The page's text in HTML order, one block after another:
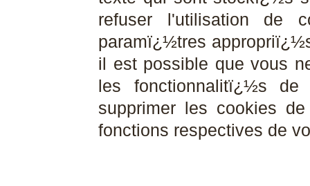
refuser l'utilisation de
paramï¿½tres
il est possible que vous
les fonctionnalitï¿½s
supprimer les cookies
fonctions respectives de